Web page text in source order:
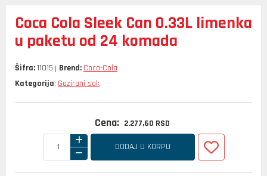
Coca Cola Sleek Can 0.33L limenka
u paketu od 24 komada
Šifra:11015 Brend: Coca-Cola
Kategorija: Gazirani sok
Cena: 2.277,60 RSD
DODAJ U KORPU